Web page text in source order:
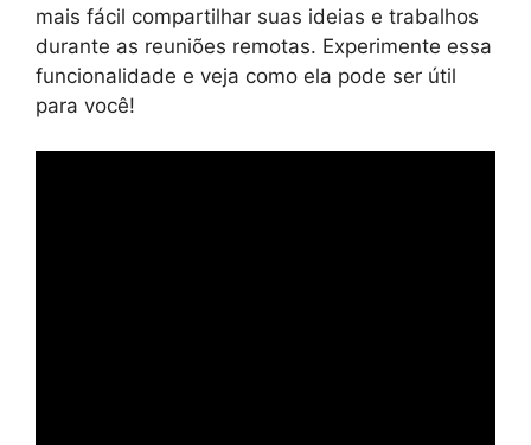
mais fácil compartilhar suas ideias e trabalhos
durante as reuniões remotas. Experimente essa
funcionalidade e veja como ela pode ser útil
para você!